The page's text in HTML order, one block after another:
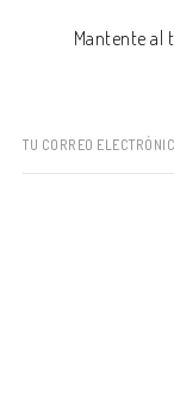
Mantente al
TU CORREO